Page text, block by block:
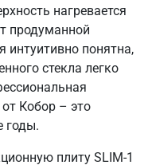
нагревается
продуманной
интуитивно понятна,
стекла легко
Кобор – это
годы.
плиту SLIM-1